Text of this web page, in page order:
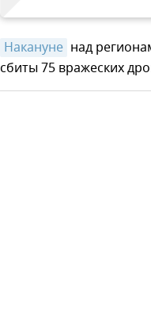
Накануне над
сбиты 75 вражеских